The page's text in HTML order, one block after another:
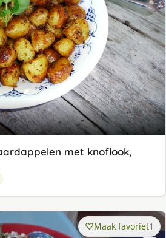
met knoflook,
Maak favoriet1